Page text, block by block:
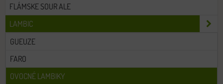
FLÁMSKE SOUR ALE
LAMBIC
GUEUZE
FARO
OVOCNÉ LAMBIKY